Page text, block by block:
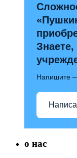
Напишите
о нас